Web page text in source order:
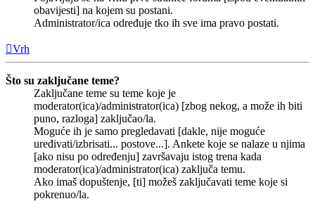
obavijesti] na kojem su postani.
Administrator/ica određuje tko ih sve ima pravo postati.
Vrh
Što su zaključane teme?
Zaključane teme su teme koje je
moderator(ica)/administrator(ica) [zbog nekog, a može ih biti
puno, razloga] zaključao/la.
Moguće ih je samo pregledavati [dakle, nije moguće
uređivati/izbrisati... postove...]. Ankete koje se nalaze u njima
[ako nisu po određenju] završavaju istog trena kada
moderator(ica)/administrator(ica) zaključa temu.
Ako imaš dopuštenje, [ti] možeš zaključavati teme koje si
pokrenuo/la.